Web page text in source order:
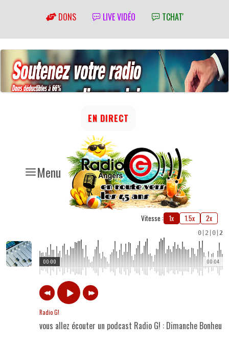
DONS LIVE VIDÉO TCHAT'
Menu
EN DIRECT
Vitesse : 1x 1.5x 2x
0 2 0 2
00:04
00:00
Radio G!
vous allez écouter un podcast Radio G! : Dimanche